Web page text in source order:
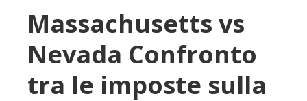
Massachusetts vs
Nevada Confronto
tra le imposte sulla